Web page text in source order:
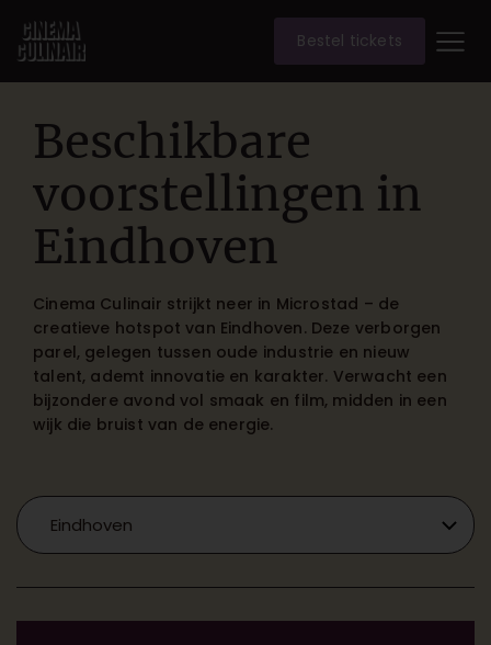
Bestel tickets
Beschikbare
voorstellingen in
Eindhoven
Cinema Culinair strijkt neer in Microstad – de
creatieve hotspot van Eindhoven. Deze verborgen
parel, gelegen tussen oude industrie en nieuw
talent, ademt innovatie en karakter. Verwacht een
bijzondere avond vol smaak en film, midden in een
wijk die bruist van de energie.